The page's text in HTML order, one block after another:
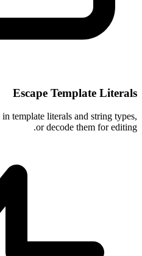
Escape Template Literals
template literals and string types,
or decode them for editing.